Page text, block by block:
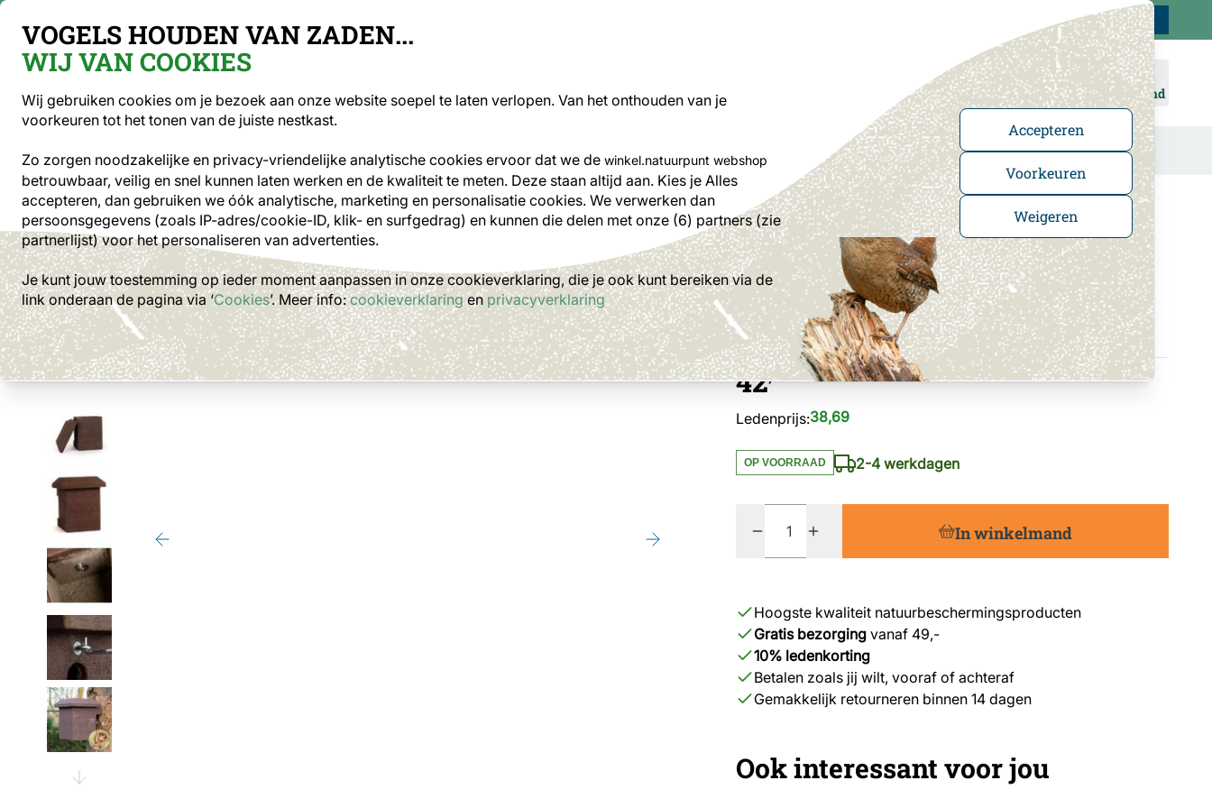
VOGELS HOUDEN VAN ZADEN...
WIJ VAN COOKIES
Wij gebruiken cookies om je bezoek aan onze website soepel te laten verlopen. Van het onthouden van je
voorkeuren tot het tonen van de juiste nestkast.
Zo zorgen noodzakelijke en privacy-vriendelijke analytische cookies ervoor dat we de winkel.natuurpunt webshop
betrouwbaar, veilig en snel kunnen laten werken en de kwaliteit te meten. Deze staan altijd aan. Kies je Alles
accepteren, dan gebruiken we óók analytische, marketing en personalisatie cookies. We verwerken dan
persoonsgegevens (zoals IP-adres/cookie-ID, klik- en surfgedrag) en kunnen die delen met onze (6) partners (zie
partnerlijst) voor het personaliseren van advertenties.
Je kunt jouw toestemming op ieder moment aanpassen in onze cookieverklaring, die je ook kunt bereiken via de
link onderaan de paginavia ‘Cookies’. Meer info:cookieverklaringen privacyverklaring
Accepteren
Voorkeuren
Weigeren
-4.5/5 Word lid
Inloggen Winkelmand
Vogelvoer Voederhuisjes en -silo's Nestkasten Tuindieren Cadeaus en boeken In de Kijker
Tuindieren Producten voor muizen WoodStone nestkast Eikelmuis
WoodStone nestkast
Eikelmuis
42,99
Ledenprijs:38,69
OP VOORRAAD 2-4 werkdagen
In winkelmand
Hoogste kwaliteit natuurbeschermingsproducten
Gratis bezorging vanaf 49,-
10% ledenkorting
Betalen zoals jij wilt, vooraf of achteraf
Gemakkelijk retourneren binnen 14 dagen
Ook interessant voor jou